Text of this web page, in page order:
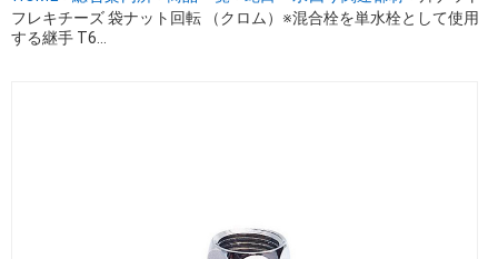
フレキチーズ 袋ナット回転 （クロム）※混合栓を単水栓として使用
する継手 T6...